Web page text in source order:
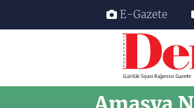
E-Gazete
Nöbetçi Eczaneler
Hava Durumu